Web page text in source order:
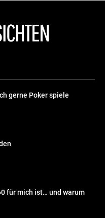
gerne Poker spiele
für mich ist… und warum